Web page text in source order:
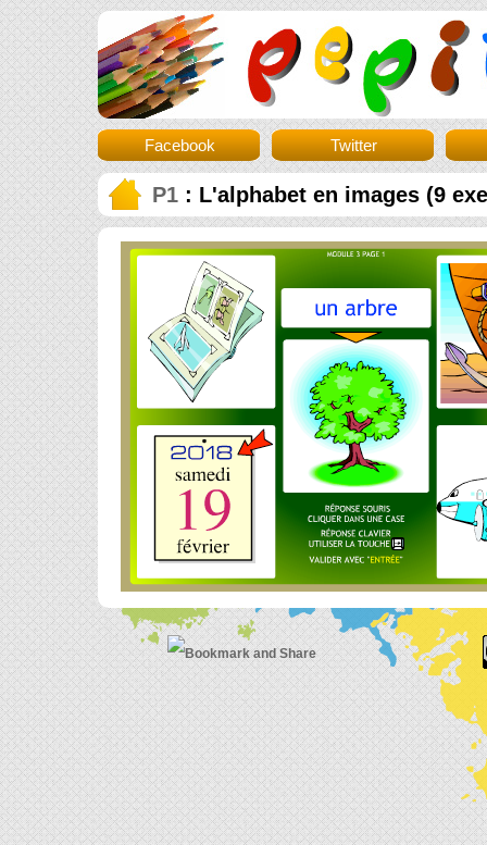
Facebook Twitter
P1 : L'alphabet en images (9